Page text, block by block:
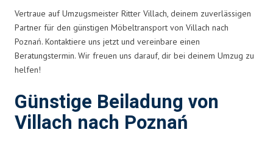
Vertraue auf Umzugsmeister Ritter Villach, deinem zuverlässigen
Partner für den günstigen Möbeltransport von Villach nach
Poznań. Kontaktiere uns jetzt und vereinbare einen
Beratungstermin. Wir freuen uns darauf, dir bei deinem Umzug zu
helfen!
Günstige Beiladung von
Villach nach Poznań